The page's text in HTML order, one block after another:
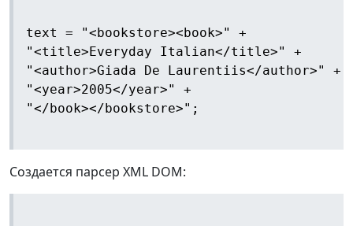
text = "<bookstore><book>" +
"<title>Everyday Italian</title>" +
"<author>Giada De Laurentiis</author>" +
"<year>2005</year>" +
"</book></bookstore>";
Создается парсер XML DOM: